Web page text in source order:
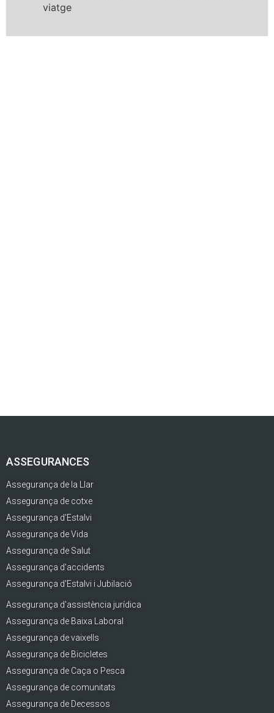
viatge
ASSEGURANCES
Assegurança de la Llar
Assegurança de cotxe
Assegurança d'Estalvi
Assegurança de Vida
Assegurança de Salut
Assegurança d'accidents
Assegurança d'Estalvi i Jubilació
Assegurança d'assistència jurídica
Assegurança de Baixa Laboral
Assegurança de vaixells
Assegurança de Bicicletes
Assegurança de Caça o Pesca
Assegurança de comunitats
Assegurança de Decessos